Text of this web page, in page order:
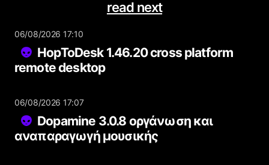
read next
06/08/2026 17:10
HopToDesk 1.46.20 cross platform
remote desktop
06/08/2026 17:07
Dopamine 3.0.8 οργάνωση και
αναπαραγωγή μουσικής